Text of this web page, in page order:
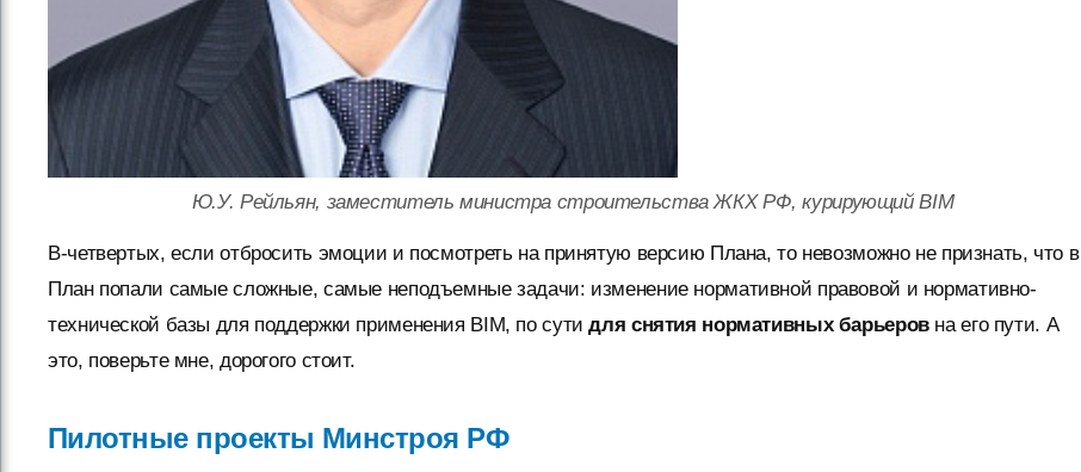
Ю.У. Рейльян, заместитель министра строительства ЖКХ РФ, курирующий BIM
В-четвертых, если отбросить эмоции и посмотреть на принятую версию Плана, то невозможно не признать, что в
План попали самые сложные, самые неподъемные задачи: изменение нормативной правовой и нормативно-
технической базы для поддержки применения BIM, по сутидля снятия нормативных барьеровна его пути. А
это, поверьте мне, дорогого стоит.
Пилотные проекты Минстроя РФ